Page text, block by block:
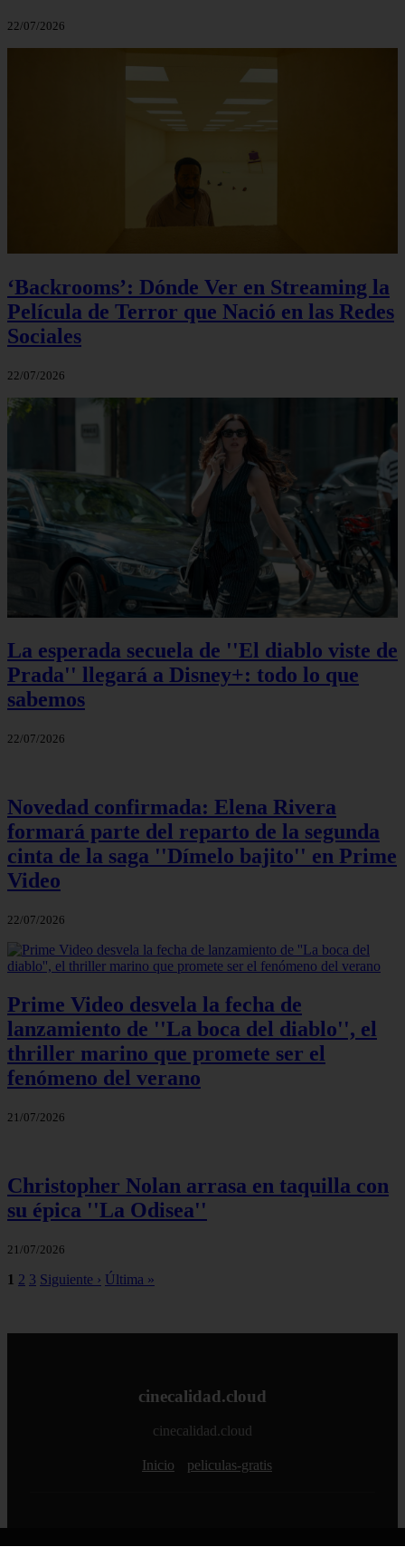
22/07/2026
‘Backrooms’: Dónde Ver en Streaming la
Película de Terror que Nació en las Redes
Sociales
22/07/2026
La esperada secuela de ''El diablo viste de
Prada'' llegará a Disney+: todo lo que
sabemos
22/07/2026
Novedad confirmada: Elena Rivera
formará parte del reparto de la segunda
cinta de la saga ''Dímelo bajito'' en Prime
Video
Prime Video desvela la fecha de
thriller marino que promete ser el
fenómeno del verano